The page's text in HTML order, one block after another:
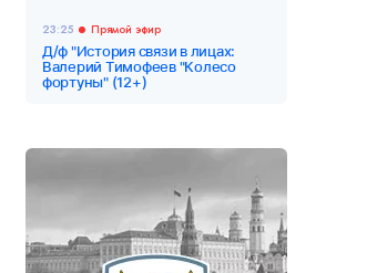
23:25 Прямой эфир
Д/ф "История связи в лицах:
Валерий Тимофеев "Колесо
фортуны" (12+)